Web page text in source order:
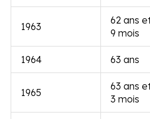
1963
62 ans
9 mois
1964 63 ans
1965
63 ans
3 mois